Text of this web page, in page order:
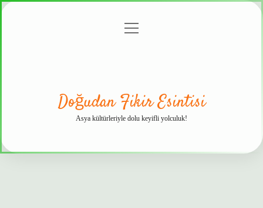
menüyü
Doğudan Fikir Esintisi
Asya kültürleriyle dolu keyifli yolculuk!